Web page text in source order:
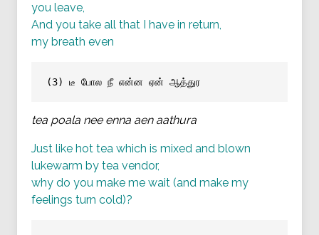
you leave,
And you take all that I have in return,
my breath even
(3) டீ போல நீ என்ன ஏன் ஆத்துர
tea poala nee enna aen aathura
Just like hot tea which is mixed and blown
lukewarm by tea vendor,
why do you make me wait (and make my
feelings turn cold)?